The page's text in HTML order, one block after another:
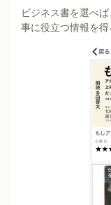
ビジネス書を選べ
事に役立つ情報を得